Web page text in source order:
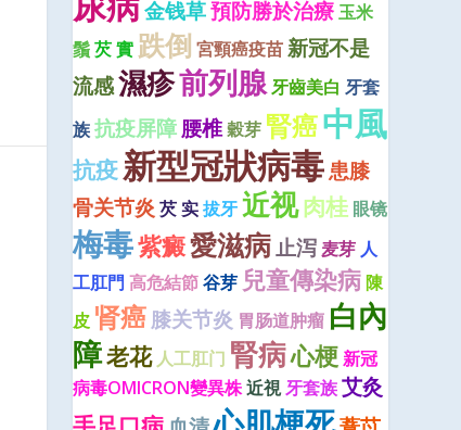
金钱草預防勝於治療玉米
鬚芡 實 跌倒 宮頸癌疫苗新冠不是
流感濕疹前列腺牙齒美白 牙套
族抗疫屏障腰椎穀芽 腎癌中風
抗疫新型冠狀病毒患膝
骨关节炎 芡 实拔牙近视肉桂 眼镜
梅毒紫癜愛滋病止泻麦芽 人
工肛門 高危結節谷芽 兒童傳染病陳
皮 肾癌膝关节炎 胃肠道肿瘤 白內
障老花 人工肛门 腎病心梗新冠
病毒OMICRON變異株近視牙套族艾灸